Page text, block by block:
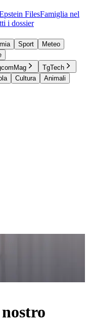
FilesFamiglia nel
i dossier
Sport
Meteo
TgTech
Cultura
Animali